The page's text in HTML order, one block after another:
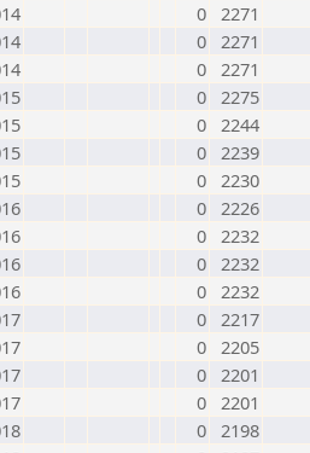
0 2271
0 2271
0 2271
0 2275
0 2244
0 2239
0 2230
0 2226
0 2232
0 2232
0 2232
0 2217
0 2205
0 2201
0 2201
0 2198